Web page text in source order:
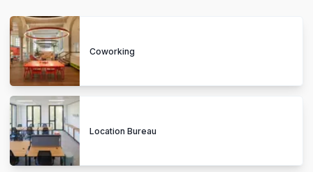
Coworking
Location Bureau